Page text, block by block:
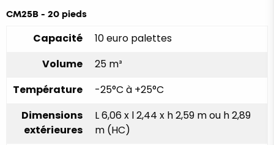
CM25B - 20 pieds
Capacité
10 euro palettes
Volume
25 m³
Température
-25°C à +25°C
Dimensions
extérieures
L 6,06 x l 2,44 x h 2,59 m ou h 2,89
m (HC)